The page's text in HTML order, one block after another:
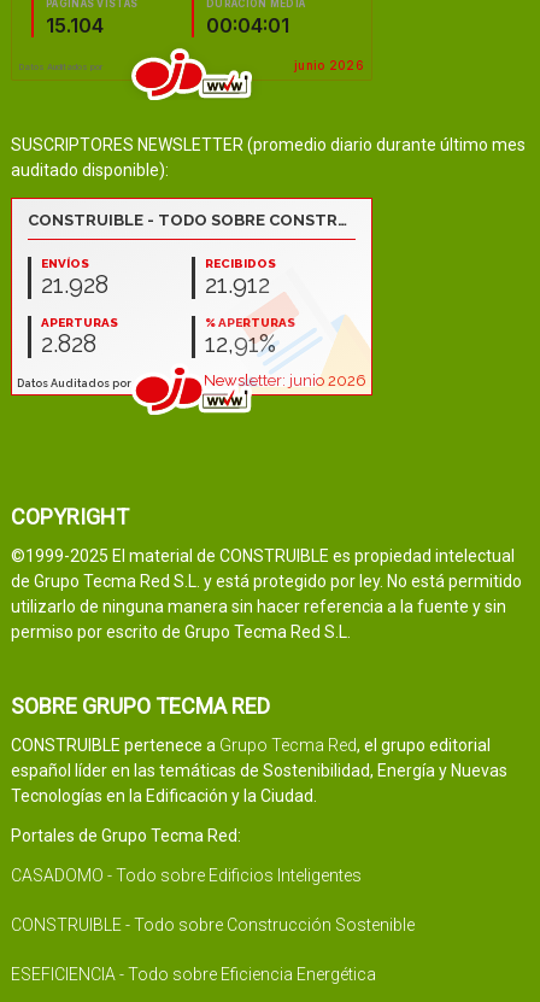
SUSCRIPTORES NEWSLETTER (promedio diario durante último mes
auditado disponible):
COPYRIGHT
©1999-2025 El material de CONSTRUIBLE es propiedad intelectual
de Grupo Tecma Red S.L. y está protegido por ley. No está permitido
utilizarlo de ninguna manera sin hacer referencia a la fuente y sin
permiso por escrito de Grupo Tecma Red S.L.
SOBRE GRUPO TECMA RED
CONSTRUIBLE pertenece a Grupo Tecma Red, el grupo editorial
español líder en las temáticas de Sostenibilidad, Energía y Nuevas
Tecnologías en la Edificación y la Ciudad.
Portales de Grupo Tecma Red:
CASADOMO - Todo sobre Edificios Inteligentes
CONSTRUIBLE - Todo sobre Construcción Sostenible
ESEFICIENCIA - Todo sobre Eficiencia Energética